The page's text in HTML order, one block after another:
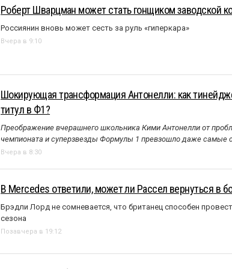
Роберт Шварцман может стать гонщиком заводской
Россиянин вновь может сесть за руль «гиперкара»
Вчера в 9:10
Шокирующая трансформация Антонелли: как
титул в Ф1?
Преображение вчерашнего школьника Кими Антонелли от
чемпионата и суперзвезды Формулы 1 превзошло даже самые
Вчера в 8:30
В Mercedes ответили, может ли Рассел вернуться в
Брэдли Лорд не сомневается, что британец способен
сезона
Позавчера в 19:12